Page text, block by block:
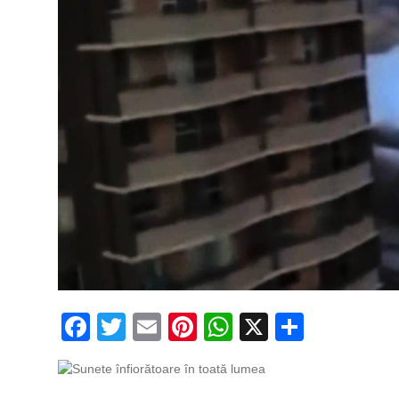
Facebook
Twitter
EmailPinterest
WhatsApp
X